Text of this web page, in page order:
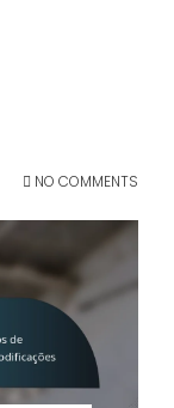
NO COMMENTS